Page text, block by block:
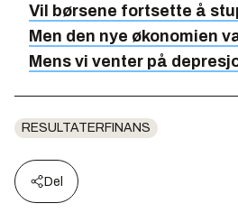
Vil børsene fortsette å
Men den nye økonomien
Mens vi venter på
RESULTATERFINANS
Del